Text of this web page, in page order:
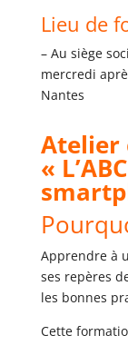
Lieu de
– Au siège
mercredi
Nantes
Atelier
«
Apprendre à
ses repères
les bonnes
Cette